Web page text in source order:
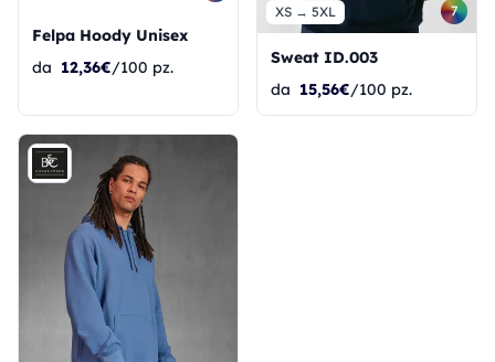
Felpa Hoody Unisex
da 12,36€/100 pz.
XS → 5XL 7
Sweat ID.003
da 15,56€/100 pz.